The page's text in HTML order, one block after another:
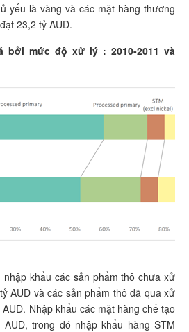
yếu là vàng và các mặt hàng thương
23,2 tỷ AUD.
bởi mức độ xử lý : 2010-2011 và
khẩu các sản phẩm thô chưa xử
AUD và các sản phẩm thô đã qua xử
Nhập khẩu các mặt hàng chế tạo
trong đó nhập khẩu hàng STM